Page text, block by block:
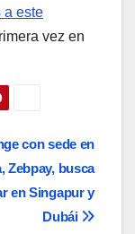
a este
vez en
con sede en
Zebpay, busca
en Singapur y
Dubái